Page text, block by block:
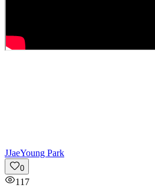
JJaeYoung Park
0
117